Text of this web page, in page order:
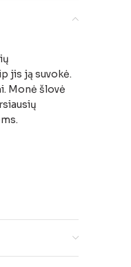
jis ją suvokė.
Monė šlovė